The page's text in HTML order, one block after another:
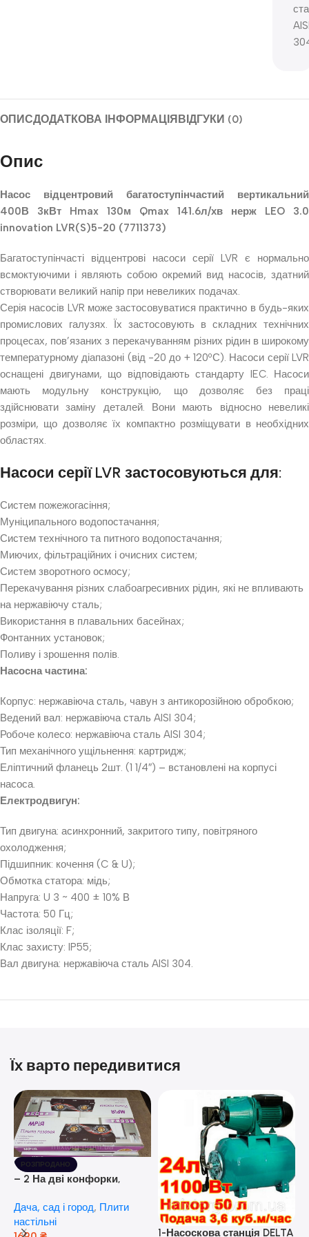
ОПИСДОДАТКОВА ІНФОРМАЦІЯВІДГУКИ (0)
Опис
Насос відцентровий багатоступінчастий вертикальний
400В 3кВт Hmax 130м Qmax 141.6л/хв нерж LEO 3.0
innovation LVR(S)5-20 (7711373)
Багатоступінчасті відцентрові насоси серії LVR є нормально
всмоктуючими і являють собою окремий вид насосів, здатний
створювати великий напір при невеликих подачах.
Серія насосів LVR може застосовуватися практично в будь-яких
промислових галузях. Їх застосовують в складних технічних
процесах, пов’язаних з перекачуванням різних рідин в широкому
температурному діапазоні (від -20 до + 120ºС). Насоси серії LVR
оснащені двигунами, що відповідають стандарту IEC. Насоси
мають модульну конструкцію, що дозволяє без праці
здійснювати заміну деталей. Вони мають відносно невеликі
розміри, що дозволяє їх компактно розміщувати в необхідних
областях.
Насоси серії LVR застосовуються для:
Систем пожежогасіння;
Муніципального водопостачання;
Систем технічного та питного водопостачання;
Миючих, фільтраційних і очисних систем;
Систем зворотного осмосу;
Перекачування різних слабоагресивних рідин, які не впливають
на нержавіючу сталь;
Використання в плавальних басейнах;
Фонтанних установок;
Поливу і зрошення полів.
Насосна частина:
Корпус: нержавіюча сталь, чавун з антикорозійною обробкою;
Ведений вал: нержавіюча сталь AISI 304;
Робоче колесо: нержавіюча сталь AISI 304;
Тип механічного ущільнення: картридж;
Еліптичний фланець 2шт. (1 1/4″) – встановлені на корпусі
насоса.
Електродвигун:
Тип двигуна: асинхронний, закритого типу, повітряного
охолодження;
Підшипник: кочення (C & U);
Обмотка статора: мідь;
Напруга: U 3 ~ 400 ± 10% В
Частота: 50 Гц;
Клас ізоляції: F;
Клас захисту: IP55;
Вал двигуна: нержавіюча сталь AISI 304.
Їх варто передивитися
РОЗПРОДАНО
– 2 На дві конфорки,
розпалюванням.
Дача, сад і город, Плити
настільні
1-Насоскова станція DELTA